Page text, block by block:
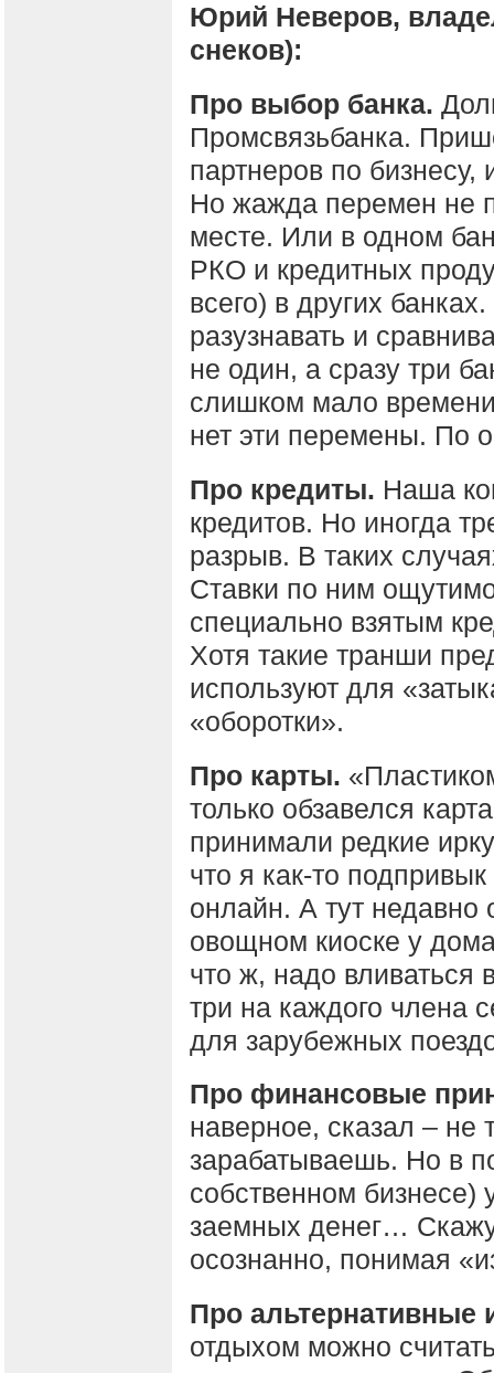
Юрий Неверов,
снеков):
Про выбор банка.
Промсвязьбанка.
партнеров по
Но жажда перемен не
месте. Или в одном
РКО и кредитных
всего) в других
разузнавать и
не один, а сразу три
слишком мало
нет эти перемены. По
Про кредиты. Наша
кредитов. Но иногда
разрыв. В таких
Ставки по ним
специально взятым
Хотя такие транши
используют для
«оборотки».
Про карты.
только обзавелся
принимали редкие
что я как-то
онлайн. А тут недавно
овощном киоске у
что ж, надо вливаться
три на каждого члена
для зарубежных
Про финансовые
наверное, сказал – не
зарабатываешь. Но в
собственном
заемных денег…
осознанно, понимая
Про альтернативные
отдыхом можно